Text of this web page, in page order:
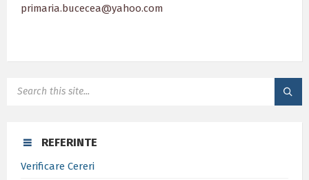
primaria.bucecea@yahoo.com
REFERINTE
Verificare Cereri